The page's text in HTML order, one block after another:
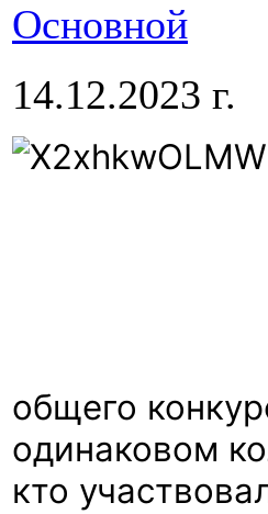
Основной
14.12.2023 г.
общего
одинаковом
кто